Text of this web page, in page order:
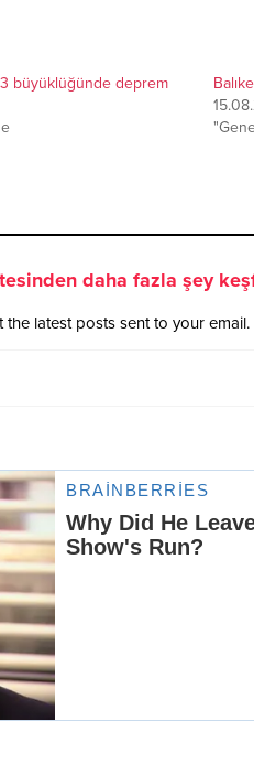
büyüklüğünde deprem
daha fazla şey
the latest posts sent to your email.